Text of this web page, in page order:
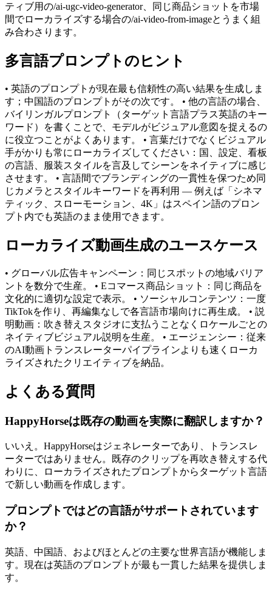
ティブ用の/ai-ugc-video-generator、同じ商品ショットを市場
間でローカライズする場合の/ai-video-from-imageとうまく組
み合わさります。
多言語プロンプトのヒント
• 英語のプロンプトが現在最も信頼性の高い結果を生成しま
す；中国語のプロンプトがその次です。 • 他の言語の場合、
バイリンガルプロンプト（ターゲット言語プラス英語のキー
ワード）を書くことで、モデルがビジュアル意図を捉えるの
に役立つことがよくあります。 • 言葉だけでなくビジュアル
手がかりも常にローカライズしてください：国、設定、看板
の言語、服装スタイルを言及してシーンをネイティブに感じ
させます。 • 言語間でブランディングの一貫性を保つため同
じカメラとスタイルキーワードを再利用 — 例えば「シネマ
ティック、スローモーション、4K」はスペイン語のプロン
プト内でも英語のまま使用できます。
ローカライズ動画生成のユースケース
• グローバル広告キャンペーン：同じスポットの地域バリア
ントを数分で生産。 • Eコマース商品ショット：同じ商品を
文化的に適切な設定で表示。 • ソーシャルコンテンツ：一度
TikTokを作り、再編集なしで各言語市場向けに再生成。 • 説
明動画：吹き替えスタジオに支払うことなくロケールごとの
ネイティブビジュアル説明を生産。 • エージェンシー：従来
のAI動画トランスレーターパイプラインよりも速くローカ
ライズされたクリエイティブを納品。
よくある質問
HappyHorseは既存の動画を実際に翻訳しますか？
いいえ。HappyHorseはジェネレーターであり、トランスレ
ーターではありません。既存のクリップを再吹き替えする代
わりに、ローカライズされたプロンプトからターゲット言語
で新しい動画を作成します。
プロンプトではどの言語がサポートされています
か？
英語、中国語、およびほとんどの主要な世界言語が機能しま
す。現在は英語のプロンプトが最も一貫した結果を提供しま
す。